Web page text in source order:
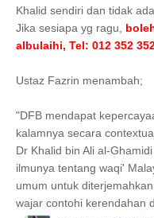
Khalid sendiri dan tidak
Jika sesiapa yg ragu,
albulaihi, Tel: 012 352
Ustaz Fazrin menambah;
"DFB mendapat
kalamnya secara
Dr Khalid bin Ali al-
ilmunya tentang waqi'
umum untuk
wajar contohi kerendahan